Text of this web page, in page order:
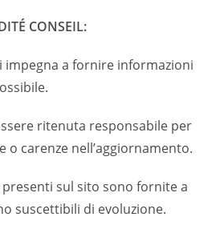
CONSEIL:
impegna a fornire informazioni
ritenuta responsabile per
o carenze nell’aggiornamento.
sul sito sono fornite a
suscettibili di evoluzione.